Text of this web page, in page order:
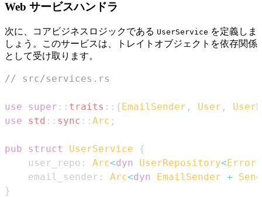
Web サービスハンドラ
次に、コアビジネスロジックである UserService を定義しま
しょう。このサービスは、トレイトオブジェクトを依存関係
として受け取ります。
// src/services.rs
use super :: traits :: {EmailSender , User ,
use
std :: sync :: Arc ;
pub struct UserService
{
    user_repo
: Arc<dyn UserRepository<Error
    email_sender
: Arc<dyn EmailSender +
Send
}